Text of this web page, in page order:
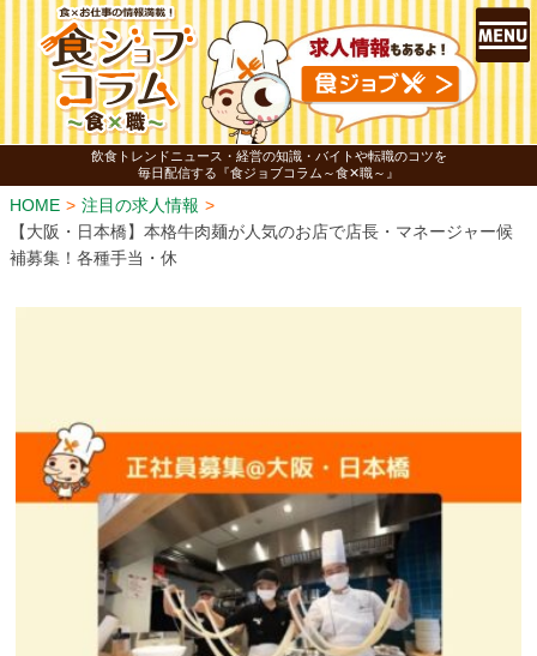
飲食トレンドニュース・経営の知識・バイトや転職のコツを
毎日配信する『食ジョブコラム～食✕職～』
HOME
注目の求人情報
【大阪・日本橋】本格牛肉麺が人気のお店で店長・マネージャー候
補募集！各種手当・休